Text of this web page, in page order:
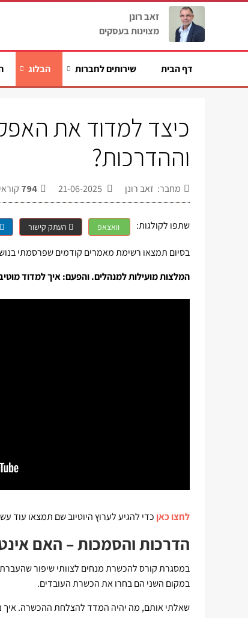
זאב רונן
מצוינות בעסקים
דף הבית שירותים לחברות הבלוג
כיצד למדוד את
וההדרכות?
מחבר: זאב רונן 794
שתפו לקולגות: וואצאפ העתק קישור
בסיום תמצאו רשימת מאמרים קודמים שפרסמתי
המלצות מועילות למנהלים. והפעם: איך למדוד
לחצו כאןכדי להגיע לערוץ היוטיוב שם תמצאו עוד
הדרכות והסמכות – האם
במסגרת קורס להכשרת מנחים לצוותי שיפור
במקום השני הם בחרו את הכשרת העובדים.
שאלתי אותם, מה יהיה המדד להצלחת ההכשרה.